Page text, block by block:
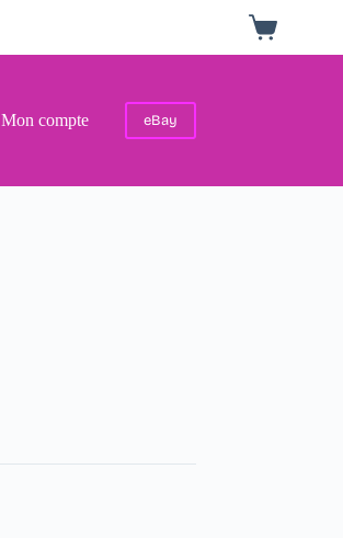
Panier
d’achat
Mon compte eBay